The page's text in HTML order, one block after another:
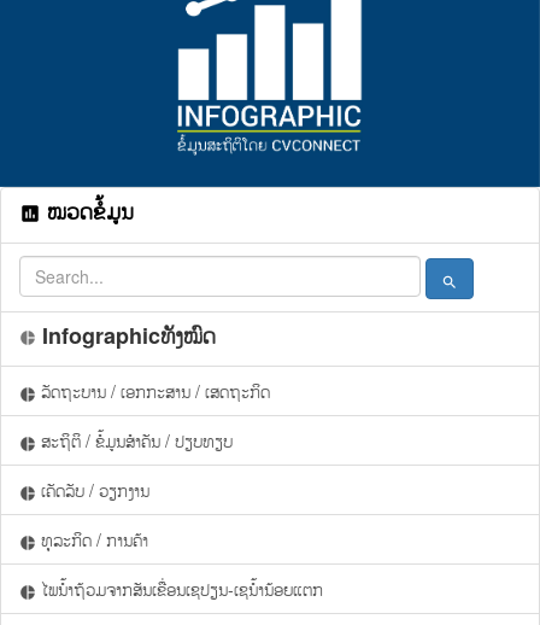
assessment ໝວດຂໍ້ມູນ
search
pie_chart Infographicທັງໝົດ
pie_chart ລັດຖະບານ / ເອກກະສານ / ເສດຖະກິດ
pie_chart ສະຖິຕິ / ຂໍ້ມູນສຳຄັນ / ປຽບທຽບ
pie_chart ເຄັດລັບ / ວຽກງານ
pie_chart ທຸລະກິດ / ການຄ້າ
pie_chart ໄພນ້ຳຖ້ວມຈາກສັນເຂື່ອນເຊປຽນ-ເຊນ້ຳນ້ອຍແຕກ